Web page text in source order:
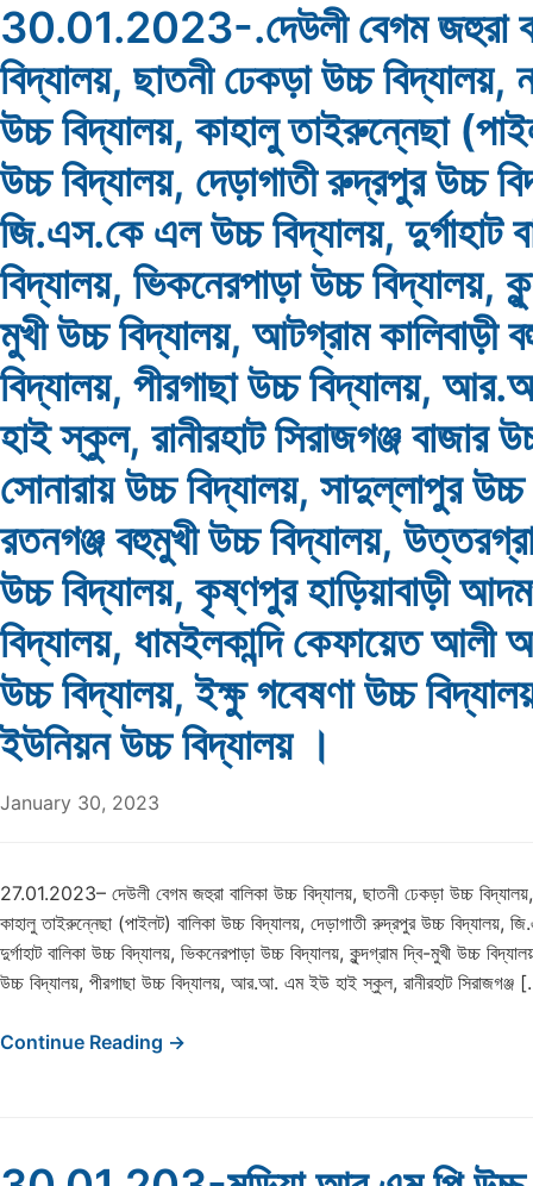
30.01.2023-.দেউলী বেগম জহুরা
বিদ্যালয়, ছাতনী ঢেকড়া উচ্চ বিদ্যালয়,
উচ্চ বিদ্যালয়, কাহালু তাইরুন্নেছা
উচ্চ বিদ্যালয়, দেড়াগাতী রুদ্রপুর উচ্চ
জি.এস.কে এল উচ্চ বিদ্যালয়, দুর্গাহাট
বিদ্যালয়, ভিকনেরপাড়া উচ্চ বিদ্যালয়,
মুখী উচ্চ বিদ্যালয়, আটগ্রাম কালিবাড়ী
বিদ্যালয়, পীরগাছা উচ্চ বিদ্যালয়,
হাই স্কুল, রানীরহাট সিরাজগঞ্জ বাজার
সোনারায় উচ্চ বিদ্যালয়, সাদুল্লাপুর
রতনগঞ্জ বহুমুখী উচ্চ বিদ্যালয়,
উচ্চ বিদ্যালয়, কৃষ্ণপুর হাড়িয়াবাড়ী
বিদ্যালয়, ধামইলকান্দি কেফায়েত আলী
উচ্চ বিদ্যালয়, ইক্ষু গবেষণা উচ্চ
ইউনিয়ন উচ্চ বিদ্যালয় ।
January 30, 2023
27.01.2023– দেউলী বেগম জহুরা বালিকা উচ্চ বিদ্যালয়, ছাতনী ঢেকড়া উচ্চ বিদ্যালয়,
কাহালু তাইরুন্নেছা (পাইলট) বালিকা উচ্চ বিদ্যালয়, দেড়াগাতী রুদ্রপুর উচ্চ বিদ্যালয়,
দুর্গাহাট বালিকা উচ্চ বিদ্যালয়, ভিকনেরপাড়া উচ্চ বিদ্যালয়, কুন্দগ্রাম দ্বি-মুখী উচ্চ
উচ্চ বিদ্যালয়, পীরগাছা উচ্চ বিদ্যালয়, আর.আ. এম ইউ হাই স্কুল, রানীরহাট
Continue Reading →